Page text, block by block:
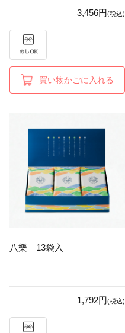
3,456円(税込)
買い物かごに入れる
八樂 13袋入
1,792円(税込)